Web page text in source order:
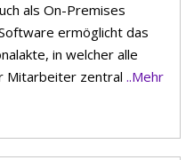
als On-Premises
ermöglicht das
in welcher alle
Mitarbeiter zentral ..Mehr